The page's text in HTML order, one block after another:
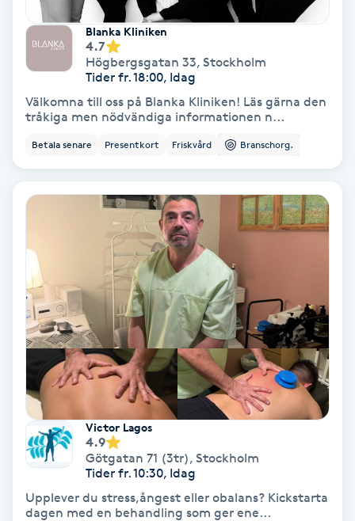
Hälsa
Hälsprickor
IPL hårborttagning
IR-massage
Japansk massage
K18
Katun fransar
Blanka Kliniken
4.7
Högbergsgatan 33, Stockholm
Tider fr. 18:00, Idag
Välkomna till oss på Blanka Kliniken! Läs gärna den
tråkiga men nödvändiga informationen n...
Betala senare Presentkort Friskvård Branschorg.
Victor Lagos
4.9
Götgatan 71 (3tr), Stockholm
Tider fr. 10:30, Idag
Upplever du stress,ångest eller obalans? Kickstarta
dagen med en behandling som ger ene...